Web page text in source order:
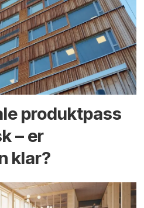
produktpass
– er
klar?